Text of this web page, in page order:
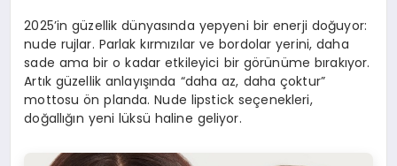
2025’in güzellik dünyasında yepyeni bir enerji doğuyor:
nude rujlar. Parlak kırmızılar ve bordolar yerini, daha
sade ama bir o kadar etkileyici bir görünüme bırakıyor.
Artık güzellik anlayışında “daha az, daha çoktur”
mottosu ön planda. Nude lipstick seçenekleri,
doğallığın yeni lüksü haline geliyor.